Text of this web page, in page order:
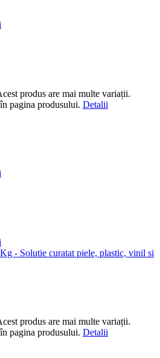
produs are mai multe variații.
pagina produsului. Detalii
produs are mai multe variații.
pagina produsului. Detalii